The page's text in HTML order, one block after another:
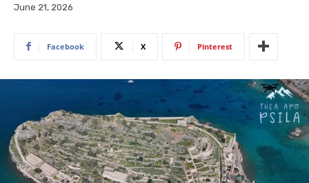
June 21, 2026
Facebook X Pinterest